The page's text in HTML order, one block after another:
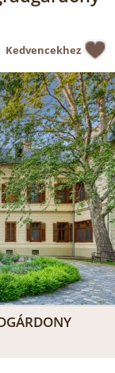
Kedvencekhez